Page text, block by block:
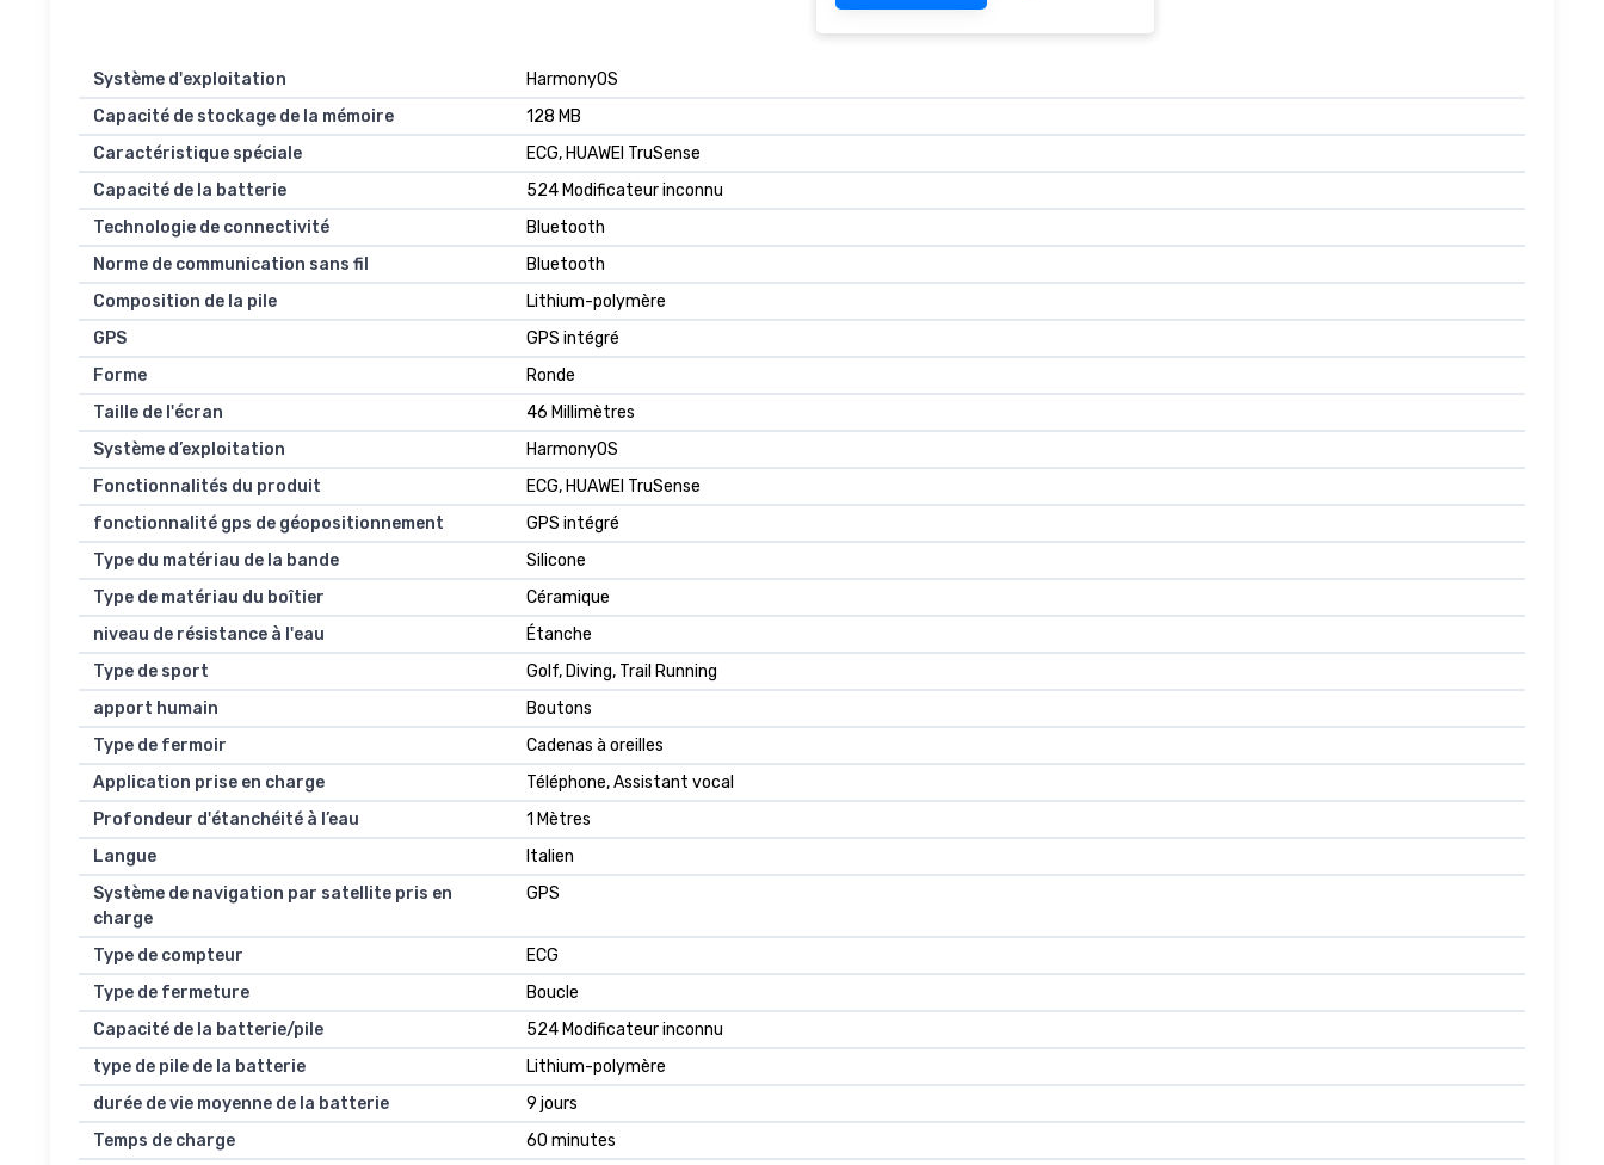
Système d'exploitation
HarmonyOS
Capacité de stockage de la mémoire
128 MB
Caractéristique spéciale
ECG, HUAWEI TruSense
Capacité de la batterie
524 Modificateur inconnu
Technologie de connectivité
Bluetooth
Norme de communication sans fil
Bluetooth
Composition de la pile
Lithium-polymère
GPS
GPS intégré
Forme
Ronde
Taille de l'écran
46 Millimètres
Système d’exploitation
HarmonyOS
Fonctionnalités du produit
ECG, HUAWEI TruSense
fonctionnalité gps de géopositionnement
GPS intégré
Type du matériau de la bande
Silicone
Type de matériau du boîtier
Céramique
niveau de résistance à l'eau
Étanche
Type de sport
Golf, Diving, Trail Running
apport humain
Boutons
Type de fermoir
Cadenas à oreilles
Application prise en charge
Téléphone, Assistant vocal
Profondeur d'étanchéité à l’eau
1 Mètres
Langue
Italien
Système de navigation par satellite pris en
charge
GPS
Type de compteur
ECG
Type de fermeture
Boucle
Capacité de la batterie/pile
524 Modificateur inconnu
type de pile de la batterie
Lithium-polymère
durée de vie moyenne de la batterie
9 jours
Temps de charge
60 minutes